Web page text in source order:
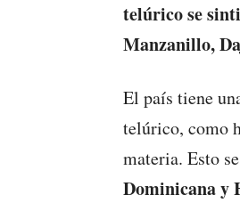
telúrico se
Manzanillo,
El país tiene
telúrico, como
materia. Esto
Dominicana y